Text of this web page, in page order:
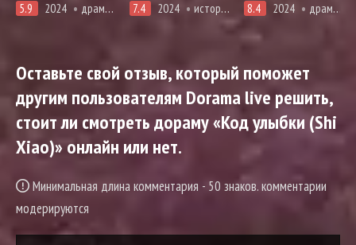
5.9 2024 драма, мелодрама, романтика 7.4 2024 история, романтика, фэнтези 8.4 2024 драма, мелодрама
Оставьте свой отзыв, который поможет
другим пользователям Dorama live решить,
стоит ли смотреть дораму «Код улыбки (Shi
Xiao)» онлайн или нет.
Минимальная длина комментария - 50 знаков. комментарии
модерируются